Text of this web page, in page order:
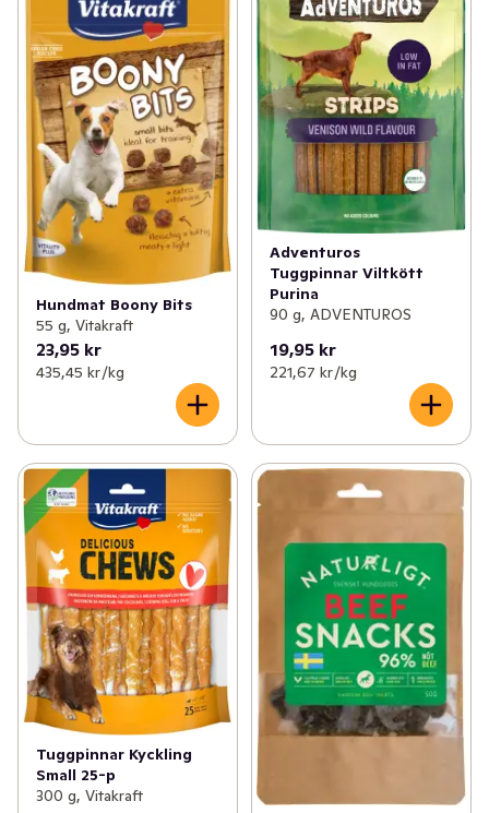
Hundmat Boony Bits
55 g, Vitakraft
23,95 kr
435,45 kr /kg
Adventuros
Tuggpinnar Viltkött
Purina
90 g, ADVENTUROS
19,95 kr
221,67 kr /kg
Tuggpinnar Kyckling
Small 25-p
300 g, Vitakraft